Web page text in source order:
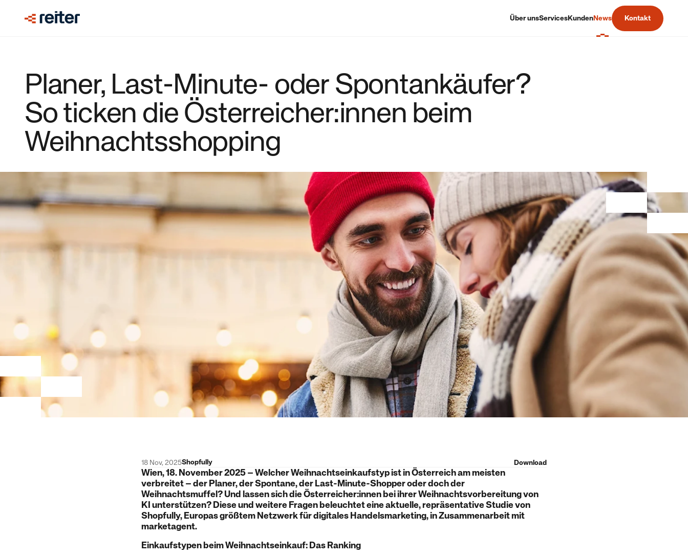
Über unsServicesKundenNews Kontakt
Planer, Last-Minute- oder Spontankäufer?
So ticken die Österreicher:innen beim
Weihnachtsshopping
18 Nov, 2025Shopfully Download
Wien, 18. November 2025 – Welcher Weihnachtseinkaufstyp ist in Österreich am meisten
verbreitet – der Planer, der Spontane, der Last-Minute-Shopper oder doch der
Weihnachtsmuffel? Und lassen sich die Österreicher:innen bei ihrer Weihnachtsvorbereitung von
KI unterstützen? Diese und weitere Fragen beleuchtet eine aktuelle, repräsentative Studie von
Shopfully, Europas größtem Netzwerk für digitales Handelsmarketing, in Zusammenarbeit mit
marketagent.
Einkaufstypen beim Weihnachtseinkauf: Das Ranking